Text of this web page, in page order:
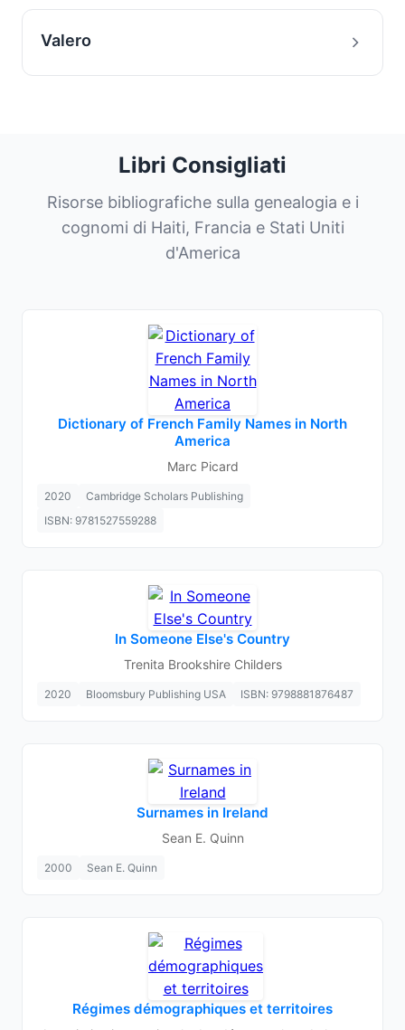
Valero
Libri Consigliati
Risorse bibliografiche sulla genealogia e i
cognomi di Haiti, Francia e Stati Uniti
d'America
Dictionary of French Family Names in North
America
Marc Picard
2020
Cambridge Scholars Publishing
ISBN: 9781527559288
In Someone Else's Country
Trenita Brookshire Childers
2020 Bloomsbury Publishing USA ISBN: 9798881876487
Surnames in Ireland
Sean E. Quinn
2000 Sean E. Quinn
Régimes démographiques et territoires